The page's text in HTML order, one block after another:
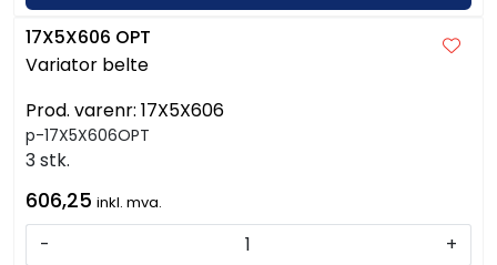
17X5X606 OPT
Variator belte
Prod. varenr: 17X5X606
p-17X5X606OPT
3 stk.
606,25 inkl. mva.
-
+